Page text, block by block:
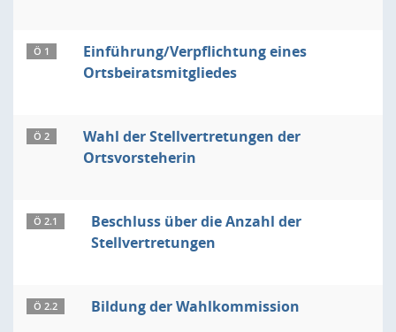
Ö 1
Einführung/Verpflichtung eines
Ortsbeiratsmitgliedes
Ö 2
Wahl der Stellvertretungen der
Ortsvorsteherin
Ö 2.1
Beschluss über die Anzahl der
Stellvertretungen
Ö 2.2 Bildung der Wahlkommission